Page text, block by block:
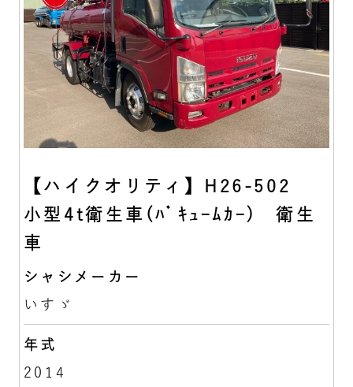
【ハイクオリティ】H26-502
小型4t衛生車(ﾊﾞｷｭｰﾑｶｰ) 衛生
車
シャシメーカー
いすゞ
年式
2014